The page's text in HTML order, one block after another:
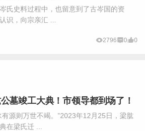
史料过程中，也留意到了古岑国的资
识，向宗亲汇 ...
2796 0 0
墓竣工大典！市领导都到场了！
源则万世不竭。”2023年12月25日，梁肱
在梁氏迁 ...